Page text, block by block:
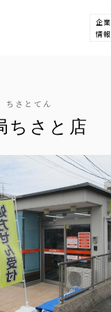
企業
情報
ちさとてん
ちさと店